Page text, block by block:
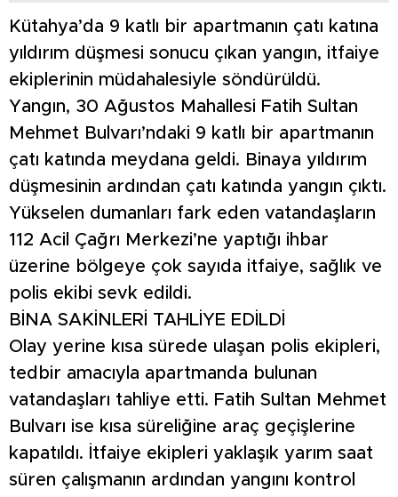
Kütahya’da 9 katlı bir apartmanın çatı katına
yıldırım düşmesi sonucu çıkan yangın, itfaiye
ekiplerinin müdahalesiyle söndürüldü.
Yangın, 30 Ağustos Mahallesi Fatih Sultan
Mehmet Bulvarı’ndaki 9 katlı bir apartmanın
çatı katında meydana geldi. Binaya yıldırım
düşmesinin ardından çatı katında yangın çıktı.
Yükselen dumanları fark eden vatandaşların
112 Acil Çağrı Merkezi’ne yaptığı ihbar
üzerine bölgeye çok sayıda itfaiye, sağlık ve
polis ekibi sevk edildi.
BİNA SAKİNLERİ TAHLİYE EDİLDİ
Olay yerine kısa sürede ulaşan polis ekipleri,
tedbir amacıyla apartmanda bulunan
vatandaşları tahliye etti. Fatih Sultan Mehmet
Bulvarı ise kısa süreliğine araç geçişlerine
kapatıldı. İtfaiye ekipleri yaklaşık yarım saat
süren çalışmanın ardından yangını kontrol